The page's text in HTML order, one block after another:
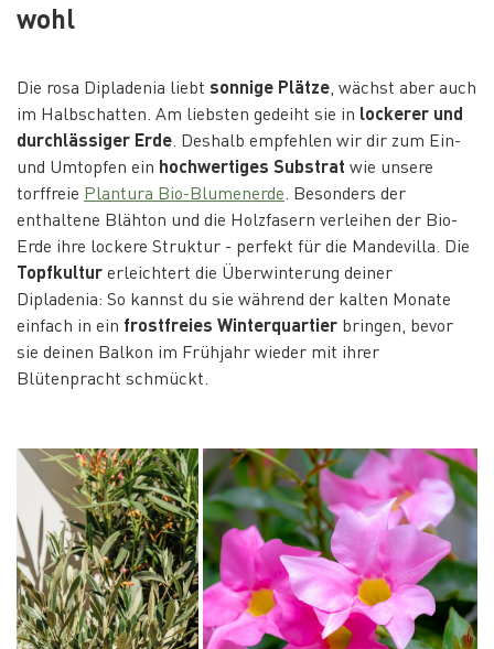
wohl
Die rosa Dipladenia liebt sonnige Plätze, wächst aber auch
im Halbschatten. Am liebsten gedeiht sie in lockerer und
durchlässiger Erde. Deshalb empfehlen wir dir zum Ein-
und Umtopfen ein hochwertiges Substrat wie unsere
torffreie Plantura Bio-Blumenerde. Besonders der
enthaltene Blähton und die Holzfasern verleihen der Bio-
Erde ihre lockere Struktur - perfekt für die Mandevilla. Die
Topfkulturerleichtert die Überwinterung deiner
Dipladenia: So kannst du sie während der kalten Monate
einfach in ein frostfreies Winterquartier bringen, bevor
sie deinen Balkon im Frühjahr wieder mit ihrer
Blütenpracht schmückt.